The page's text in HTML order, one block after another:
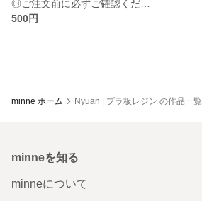
500円
minne ホーム Nyuan | プラ板レジン の作品一覧
minneを知る
minneについて